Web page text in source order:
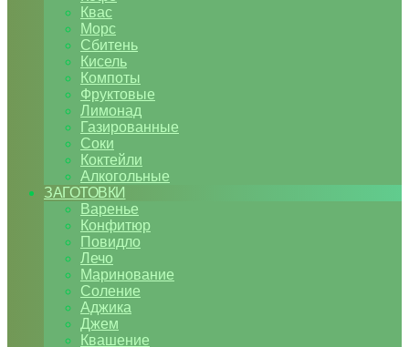
Квас
Морс
Сбитень
Кисель
Компоты
Фруктовые
Лимонад
Газированные
Соки
Коктейли
Алкогольные
ЗАГОТОВКИ
Варенье
Конфитюр
Повидло
Лечо
Маринование
Соление
Аджика
Джем
Квашение